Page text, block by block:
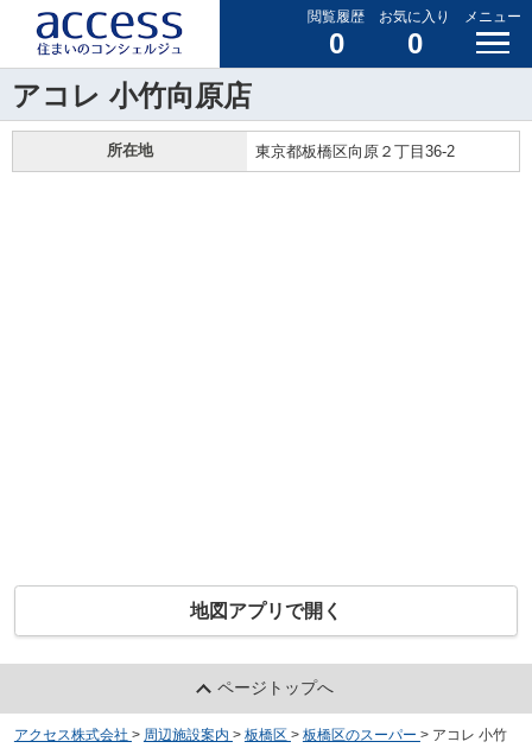
閲覧履歴
0
お気に入り
0
メニュー
アコレ 小竹向原店
所在地 東京都板橋区向原２丁目36-2
地図アプリで開く
ページトップへ
アクセス株式会社 > 周辺施設案内 > 板橋区 > 板橋区のスーパー > アコレ 小竹